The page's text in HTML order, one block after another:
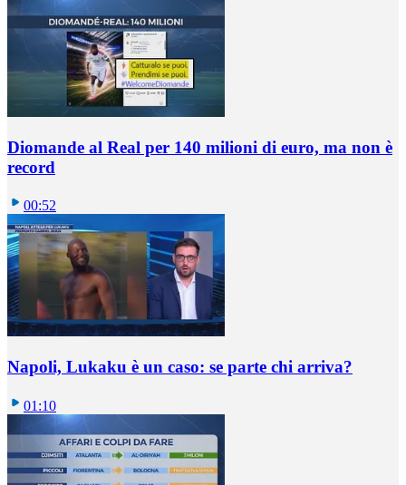
Diomande al Real per 140 milioni di euro, ma non è
record
00:52
Napoli, Lukaku è un caso: se parte chi arriva?
01:10